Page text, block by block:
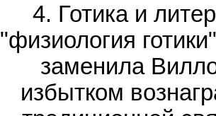
4. Готика и
"физиология
заменила
избытком